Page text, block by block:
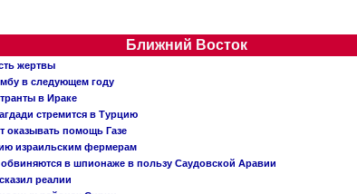
Ближний Восток
жертвы
в следующем году
в Ираке
стремится в Турцию
оказывать помощь Газе
израильским фермерам
в шпионаже в пользу Саудовской Аравии
реалии